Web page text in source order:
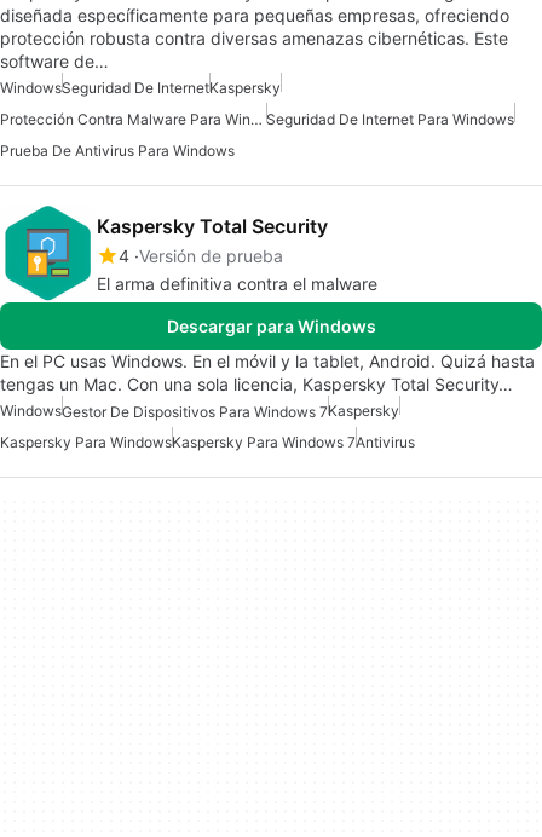
diseñada específicamente para pequeñas empresas, ofreciendo
protección robusta contra diversas amenazas cibernéticas. Este
software de…
WindowsSeguridad De InternetKaspersky
Protección Contra Malware Para Windows Seguridad De Internet Para Windows
Prueba De Antivirus Para Windows
Kaspersky Total Security
4 Versión de prueba
El arma definitiva contra el malware
Descargar para Windows
En el PC usas Windows. En el móvil y la tablet, Android. Quizá hasta
tengas un Mac. Con una sola licencia, Kaspersky Total Security…
WindowsGestor De Dispositivos Para Windows 7Kaspersky
Kaspersky Para WindowsKaspersky Para Windows 7Antivirus